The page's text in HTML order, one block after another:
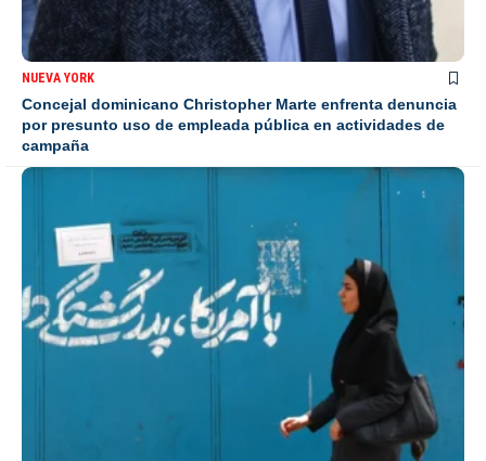
NUEVA YORK
Concejal dominicano Christopher Marte enfrenta denuncia
por presunto uso de empleada pública en actividades de
campaña